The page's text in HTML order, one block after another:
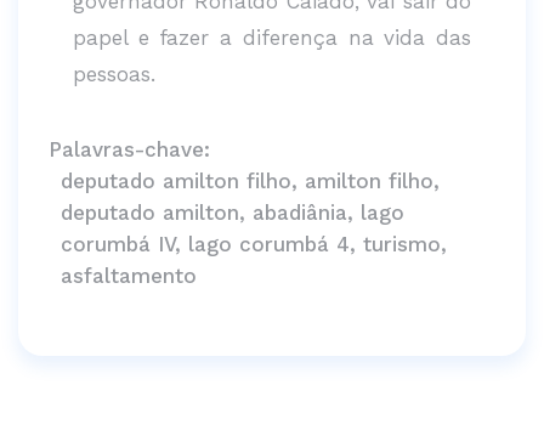
papel e fazer a diferença na vida das
pessoas.
Palavras-chave:
deputado amilton filho, amilton filho,
deputado amilton, abadiânia, lago
corumbá IV, lago corumbá 4, turismo,
asfaltamento